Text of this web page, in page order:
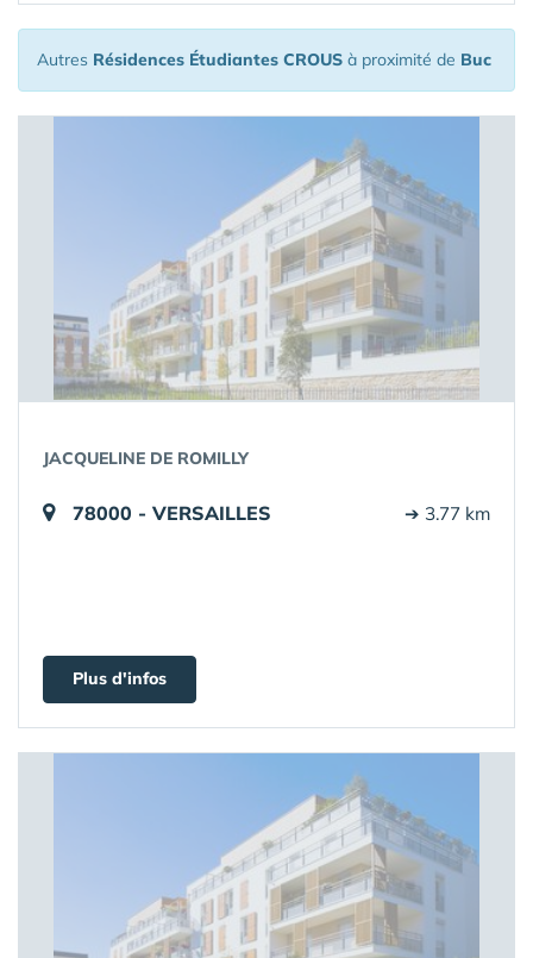
Autres Résidences Étudiantes CROUS à proximité de Buc
JACQUELINE DE ROMILLY
78000 - VERSAILLES ➔ 3.77 km
Plus d'infos